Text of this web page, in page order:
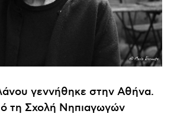
γεννήθηκε στην Αθήνα.
τη Σχολή Νηπιαγωγών